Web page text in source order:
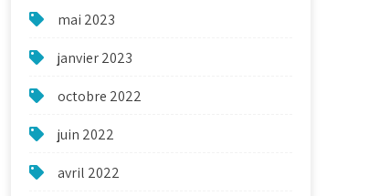
mai 2023
janvier 2023
octobre 2022
juin 2022
avril 2022